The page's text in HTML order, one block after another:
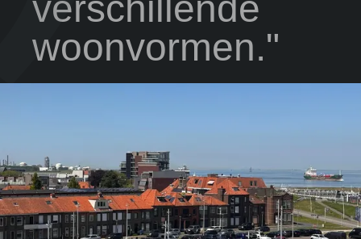
woonvormen."